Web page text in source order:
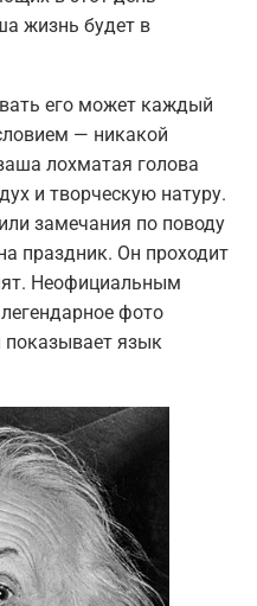
жизнь будет в
его может каждый
— никакой
лохматая голова
и творческую натуру.
замечания по поводу
праздник. Он проходит
Неофициальным
фото
показывает язык